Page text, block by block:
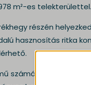
m²-es telekterülettel.
részén
hasznosítás ritka
számára is biztosított